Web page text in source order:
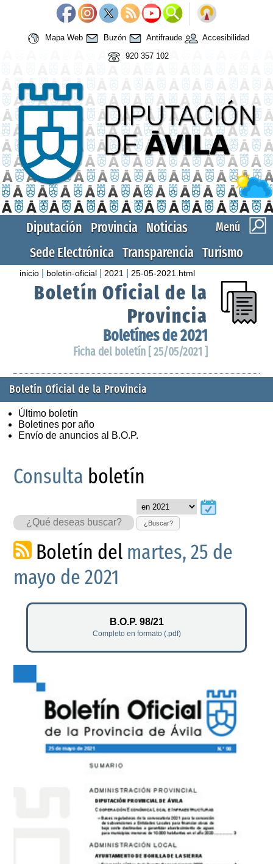
Mapa Web Buzón Antifraude
Accesibilidad
920 357 102
Menú
Diputación Provincia Noticias
Sede Electrónica Transparencia Turismo
inicio boletin-oficial 2021 25-05-2021.html
Boletín Oficial de la
Provincia
Boletínes de 2021
Ficha del boletín [ 25/05/2021 ]
Boletín Oficial de la Provincia
Último boletín
Boletines por año
Envío de anuncios al B.O.P.
Consulta boletín
¿Buscar?
Boletín del martes, 25 de
mayo de 2021
B.O.P. 98/21
Completo en formato (.pdf)